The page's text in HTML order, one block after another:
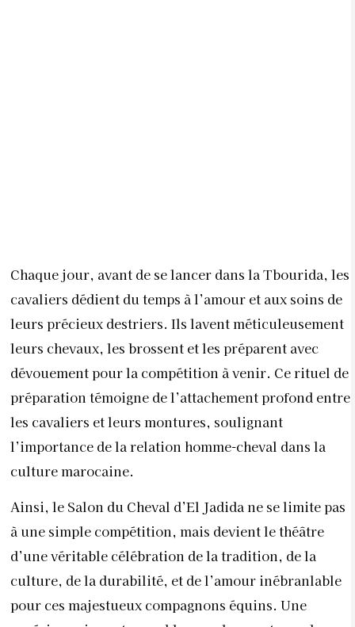
Chaque jour, avant de se lancer dans la Tbourida, les
cavaliers dédient du temps à l’amour et aux soins de
leurs précieux destriers. Ils lavent méticuleusement
leurs chevaux, les brossent et les préparent avec
dévouement pour la compétition à venir. Ce rituel de
préparation témoigne de l’attachement profond entre
les cavaliers et leurs montures, soulignant
l’importance de la relation homme-cheval dans la
culture marocaine.
Ainsi, le Salon du Cheval d’El Jadida ne se limite pas
à une simple compétition, mais devient le théâtre
d’une véritable célébration de la tradition, de la
culture, de la durabilité, et de l’amour inébranlable
pour ces majestueux compagnons équins. Une